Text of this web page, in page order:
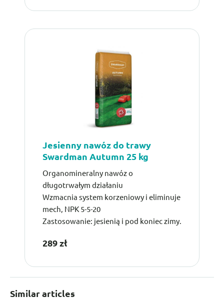
Jesienny nawóz do trawy
Swardman Autumn 25 kg
Organomineralny nawóz o
długotrwałym działaniu
Wzmacnia system korzeniowy i eliminuje
mech, NPK 5-5-20
Zastosowanie: jesienią i pod koniec zimy.
289 zł
Similar articles